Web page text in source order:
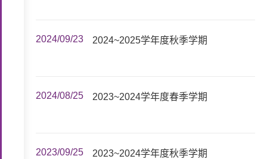
2024/09/23 2024~2025学年度秋季学期
2024/08/25 2023~2024学年度春季学期
2023/09/25 2023~2024学年度秋季学期